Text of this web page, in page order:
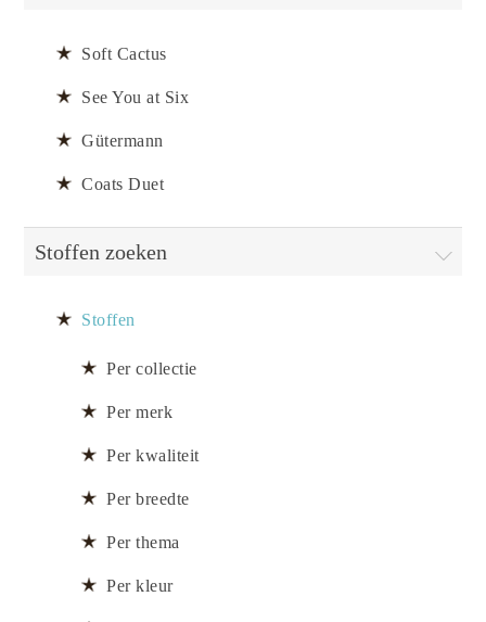
Soft Cactus
See You at Six
Gütermann
Coats Duet
Stoffen zoeken
Stoffen
Per collectie
Per merk
Per kwaliteit
Per breedte
Per thema
Per kleur